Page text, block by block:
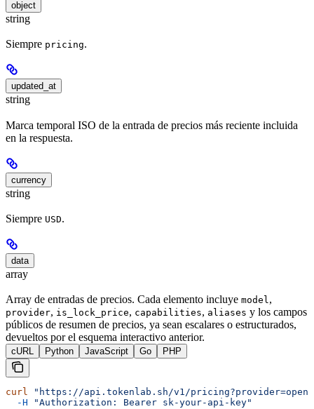
object
string
Siempre pricing.
updated_at
string
Marca temporal ISO de la entrada de precios más reciente incluida
en la respuesta.
currency
string
Siempre USD.
data
array
Array de entradas de precios. Cada elemento incluye model,
provider, is_lock_price, capabilities, aliases y los campos
públicos de resumen de precios, ya sean escalares o estructurados,
devueltos por el esquema interactivo anterior.
cURL Python JavaScript Go PHP
curl "https://api.tokenlab.sh/v1/
  -H
"Authorization: Bearer sk-your-api-key"